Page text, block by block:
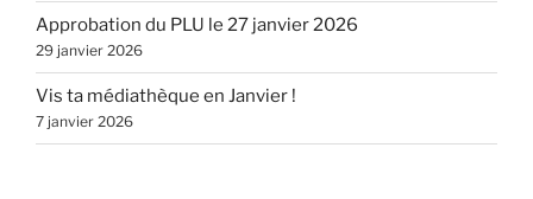
Approbation du PLU le 27 janvier 2026
29 janvier 2026
Vis ta médiathèque en Janvier !
7 janvier 2026